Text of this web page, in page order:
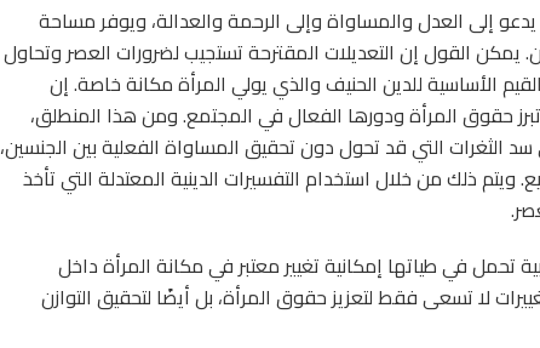
يدعو إلى العدل والمساواة وإلى الرحمة والعدالة، ويوفر مساحة
يمكن القول إن التعديلات المقترحة تستجيب لضرورات العصر وتحاول
الأساسية للدين الحنيف والذي يولي المرأة مكانة خاصة. إن
تبرز حقوق المرأة ودورها الفعال في المجتمع. ومن هذا المنطلق،
الثغرات التي قد تحول دون تحقيق المساواة الفعلية بين الجنسين،
ويتم ذلك من خلال استخدام التفسيرات الدينية المعتدلة التي تأخذ
تحمل في طياتها إمكانية تغيير معتبر في مكانة المرأة داخل
لا تسعى فقط لتعزيز حقوق المرأة، بل أيضًا لتحقيق التوازن